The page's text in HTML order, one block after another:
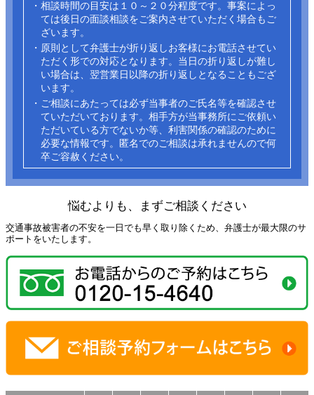
・相談時間の目安は１０～２０分程度です。事案によっ
ては後日の面談相談をご案内させていただく場合もご
ざいます。
・原則として弁護士が折り返しお客様にお電話させてい
ただく形での対応となります。当日の折り返しが難し
い場合は、翌営業日以降の折り返しとなることもござ
います。
・ご相談にあたっては必ず当事者のご氏名等を確認させ
ていただいております。相手方が当事務所にご依頼い
ただいている方でないか等、利害関係の確認のために
必要な情報です。匿名でのご相談は承れませんので何
卒ご容赦ください。​
悩むよりも、まずご相談ください
交通事故被害者の不安を一日でも早く取り除くため、弁護士が最大限のサ
ポートをいたします。